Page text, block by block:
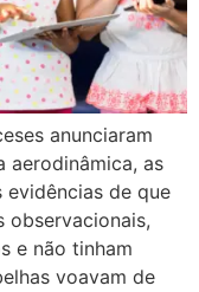
anunciaram
aerodinâmica, as
evidências de que
observacionais,
e não tinham
voavam de